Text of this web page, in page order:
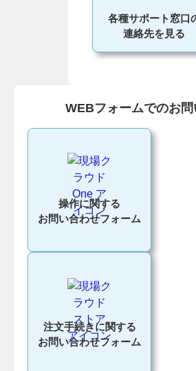
各種サポート窓口
連絡先を見る
WEBフォームでのお
操作に関する
お問い合わせフォーム
注文手続きに関する
お問い合わせフォーム